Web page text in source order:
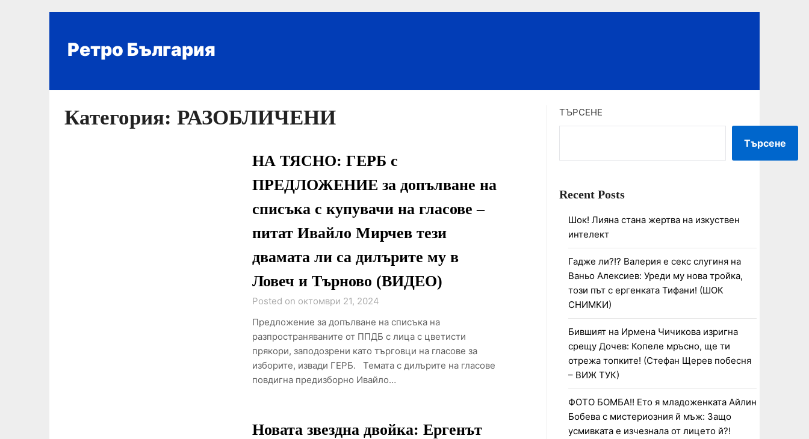
Ретро България
Категория: РАЗОБЛИЧЕНИ
НА ТЯСНО: ГЕРБ с
ПРЕДЛОЖЕНИЕ за допълване на
списъка с купувачи на гласове –
питат Ивайло Мирчев тези
двамата ли са дилърите му в
Ловеч и Търново (ВИДЕО)
Posted on октомври 21, 2024
Предложение за допълване на списъка на
разпространяваните от ППДБ с лица с цветисти
прякори, заподозрени като търговци на гласове за
изборите, извади ГЕРБ. Темата с дилърите на гласове
повдигна предизборно Ивайло…
Новата звездна двойка: Ергенът
ТЪРСЕНЕ
Търсене
Recent Posts
Шок! Лияна стана жертва на изкуствен
интелект
Гадже ли?!? Валерия е секс слугиня на
Ваньо Алексиев: Уреди му нова тройка,
този път с ергенката Тифани! (ШОК
СНИМКИ)
Бившият на Ирмена Чичикова изригна
срещу Дочев: Копеле мръсно, ще ти
отрежа топките! (Стефан Щерев побесня
– ВИЖ ТУК)
ФОТО БОМБА!! Ето я младоженката Айлин
Бобева с мистериозния й мъж: Защо
усмивката е изчезнала от лицето й?!